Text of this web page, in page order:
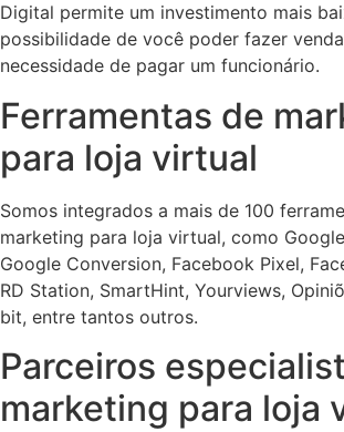
Digital permite um investimento mais
possibilidade de você poder fazer
necessidade de pagar um funcionário.
Ferramentas de
para loja virtual
Somos integrados a mais de 100
marketing para loja virtual, como
Google Conversion, Facebook Pixel,
RD Station, SmartHint, Yourviews,
bit, entre tantos outros.
Parceiros
marketing para loja